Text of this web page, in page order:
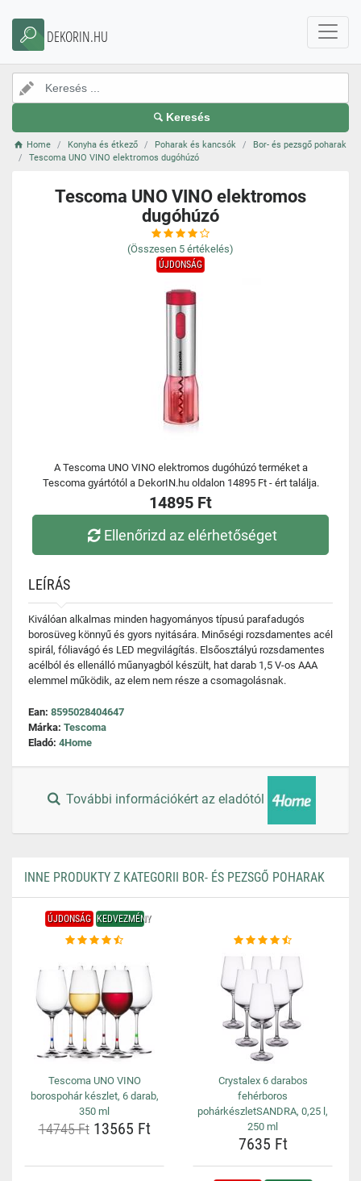
DEKORIN.HU
Keresés
Home Konyha és étkező Poharak és kancsók
Bor- és pezsgő poharak
Tescoma UNO VINO elektromos dugóhúzó
Tescoma UNO VINO elektromos
dugóhúzó
(Összesen 5 értékelés)
ÚJDONSÁG
A Tescoma UNO VINO elektromos dugóhúzó terméket a
Tescoma gyártótól a DekorIN.hu oldalon 14895 Ft - ért találja.
14895 Ft
Ellenőrizd az elérhetőséget
LEÍRÁS
Kiválóan alkalmas minden hagyományos típusú parafadugós
borosüveg könnyű és gyors nyitására. Minőségi rozsdamentes acél
spirál, fóliavágó és LED megvilágítás. Elsőosztályú rozsdamentes
acélból és ellenálló műanyagból készült, hat darab 1,5 V-os AAA
elemmel működik, az elem nem része a csomagolásnak.
Ean: 8595028404647
Márka: Tescoma
Eladó: 4Home
További információkért az eladótól
INNE PRODUKTY Z KATEGORII BOR- ÉS PEZSGŐ POHARAK
ÚJDONSÁG KEDVEZMÉNY
Tescoma UNO VINO
borospohár készlet, 6 darab,
350 ml
14745 Ft13565 Ft
Crystalex 6 darabos
fehérboros
pohárkészletSANDRA, 0,25 l,
250 ml
7635 Ft